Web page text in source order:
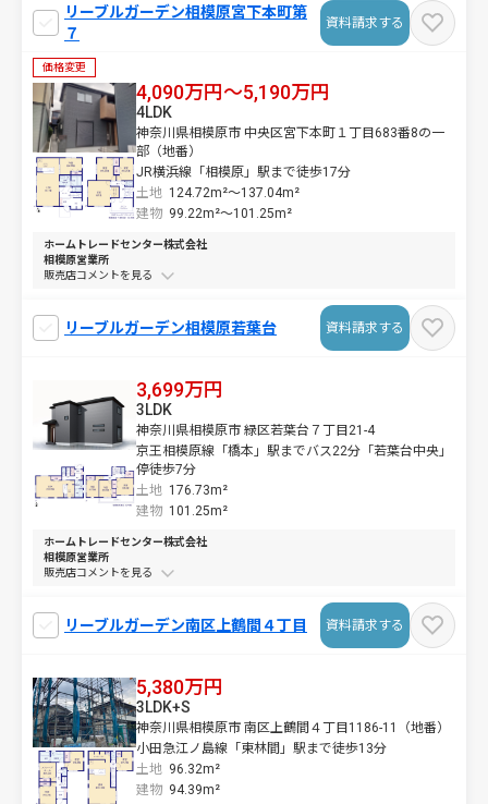
リーブルガーデン相模原宮下本町第
７
資料請求する
価格変更
4,090万円～5,190万円
神奈川県相模原市 中央区宮下本町１丁目683番8の一
部（地番）
JR横浜線「相模原」駅まで徒歩17分
土地 124.72m²～137.04m²
4LDK
建物 99.22m²～101.25m²
ホームトレードセンター株式会社
相模原営業所
販売店コメントを
リーブルガーデン相模原若葉台 資料請求する
3,699万円
神奈川県相模原市 緑区若葉台７丁目21-4
京王相模原線「橋本」駅までバス22分「若葉台中央」
停徒歩7分
土地 176.73m²
3LDK
建物 101.25m²
ホームトレードセンター株式会社
相模原営業所
販売店コメントを
リーブルガーデン南区上鶴間４丁目 資料請求する
5,380万円
神奈川県相模原市 南区上鶴間４丁目1186-11（地番）
小田急江ノ島線「東林間」駅まで徒歩13分
土地 96.32m²
3LDK+S
建物 94.39m²